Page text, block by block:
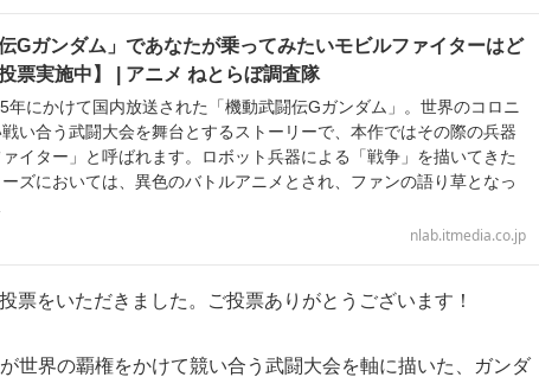
伝Gガンダム」であなたが乗ってみたいモビルファイターはど
票実施中】 | アニメ ねとらぼ調査隊
にかけて国内放送された「機動武闘伝Gガンダム」。世界のコロニ
い合う武闘大会を舞台とするストーリーで、本作ではその際の兵器
イター」と呼ばれます。ロボット兵器による「戦争」を描いてきた
ズにおいては、異色のバトルアニメとされ、ファンの語り草となっ
nlab.itmedia.co.jp
をいただきました。ご投票ありがとうございます！
世界の覇権をかけて競い合う武闘大会を軸に描いた、ガンダ